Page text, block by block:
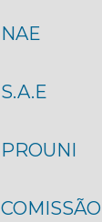
NAE
S.A.E
PROUNI